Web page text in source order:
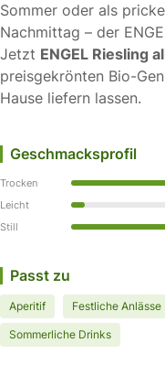
Sommer oder als
Nachmittag – der
Jetzt ENGEL Riesling
preisgekrönten Bio-
Hause liefern lassen.
Geschmacksprofil
Trocken
Leicht
Still
Passt zu
Aperitif Festliche Anlässe
Sommerliche Drinks